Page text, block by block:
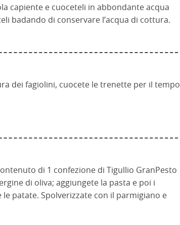
capiente e cuoceteli in abbondante acqua
badando di conservare l’acqua di cottura.
dei fagiolini, cuocete le trenette per il tempo
di 1 confezione di Tigullio GranPesto
di oliva; aggiungete la pasta e poi i
patate. Spolverizzate con il parmigiano e